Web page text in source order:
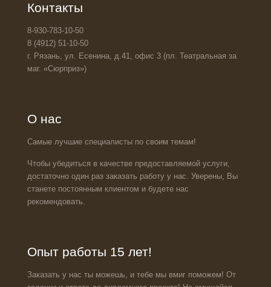
Контакты
8-930-783-10-50
8 (4912) 51-10-50
г. Рязань, ул. Есенина, д.41, офис 3 (пл. Театральная за
маг. «Сюрприз»)
О нас
Самые лучшие специалисты по своим темам!
Чтобы убедиться в качестве предоставляемой услуги,
достаточно один раз заказать работу у нас. Уверены, Вы
станете постоянным клиентом и будете нас
рекомендовать.
Опыт работы 15 лет!
Заказать у нас ты можешь, и тебе мы вмиг поможем! От